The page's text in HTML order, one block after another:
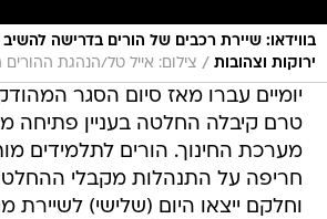
בווידאו: שיירת רכבים של הורים בדרישה
ירוקות וצהובות / צילום: אייל טל/הנהגת
יומיים עברו מאז סיום הסגר
טרם קיבלה החלטה בעניין פתיחה
מערכת החינוך. הורים לתלמידים
חריפה על התנהלות מקבלי
וחלקם ייצאו היום (שלישי) לשיירת